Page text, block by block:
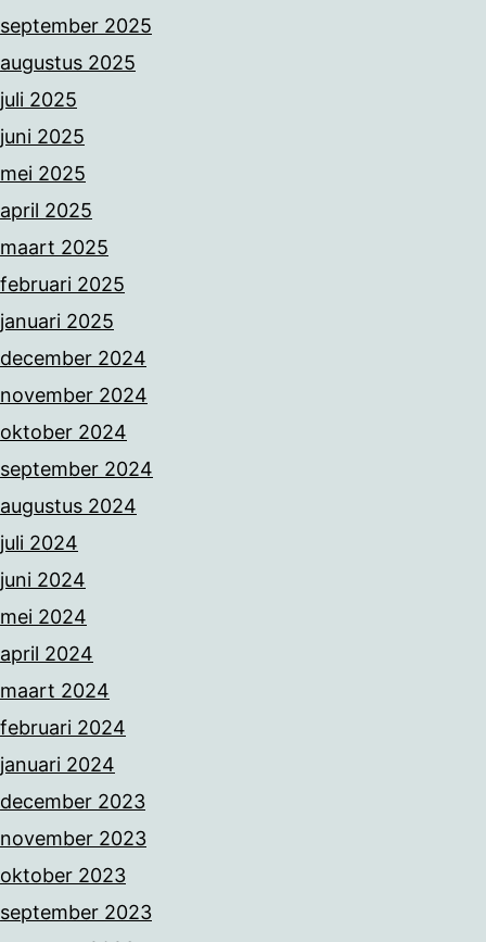
september 2025
augustus 2025
juli 2025
juni 2025
mei 2025
april 2025
maart 2025
februari 2025
januari 2025
december 2024
november 2024
oktober 2024
september 2024
augustus 2024
juli 2024
juni 2024
mei 2024
april 2024
maart 2024
februari 2024
januari 2024
december 2023
november 2023
oktober 2023
september 2023